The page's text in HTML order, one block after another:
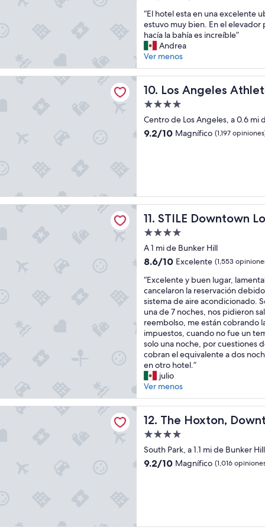
a
r
e
a
w
s
v
r
y
”10,
Magnífico,
(963
opiniones)
“
E
l
h
o
t
e
l
s
t
a
e
x
c
e
e
n
t
e
u
b
i
c
a
c
i
ó
n
.
T
o
d
e
s
t
y
“El hotel esta en una excelente
estuvo muy bien. En el elevador
hacía la bahía es increíble”
Andrea
Ver menos
10. Los Angeles
Los Angeles Athletic Club
Propiedad
de
4.0
Centro de Los Angeles, a 0.6 mi
9.2
9.2/10 Magnífico (1,197
Athletic Club
11. STILE Downtown
STILE Downtown Los
Propiedad
de
4.0
A 1 mi de Bunker Hill
8.6
10,
Excelente,
(1,553
opiniones)
8.6/10 Excelente (1,553
“
E
x
c
e
l
e
n
t
e
y
b
u
e
u
g
m
“Excelente y buen lugar,
cancelaron la reservación debido
sistema de aire acondicionado.
una de 7 noches, nos pidieron
reembolso, me están cobrando
impuestos, cuando no fue un
solo una noche, por cuestiones
cobran el equivalente a dos
en otro hotel.”
julio
Ver menos
Los Angeles
12. The Hoxton,
The Hoxton, Downtown LA
Propiedad
de
4.0
South Park, a 1.1 mi de Bunker Hill
9.2
9.2/10 Magnífico (1,016
Downtown LA